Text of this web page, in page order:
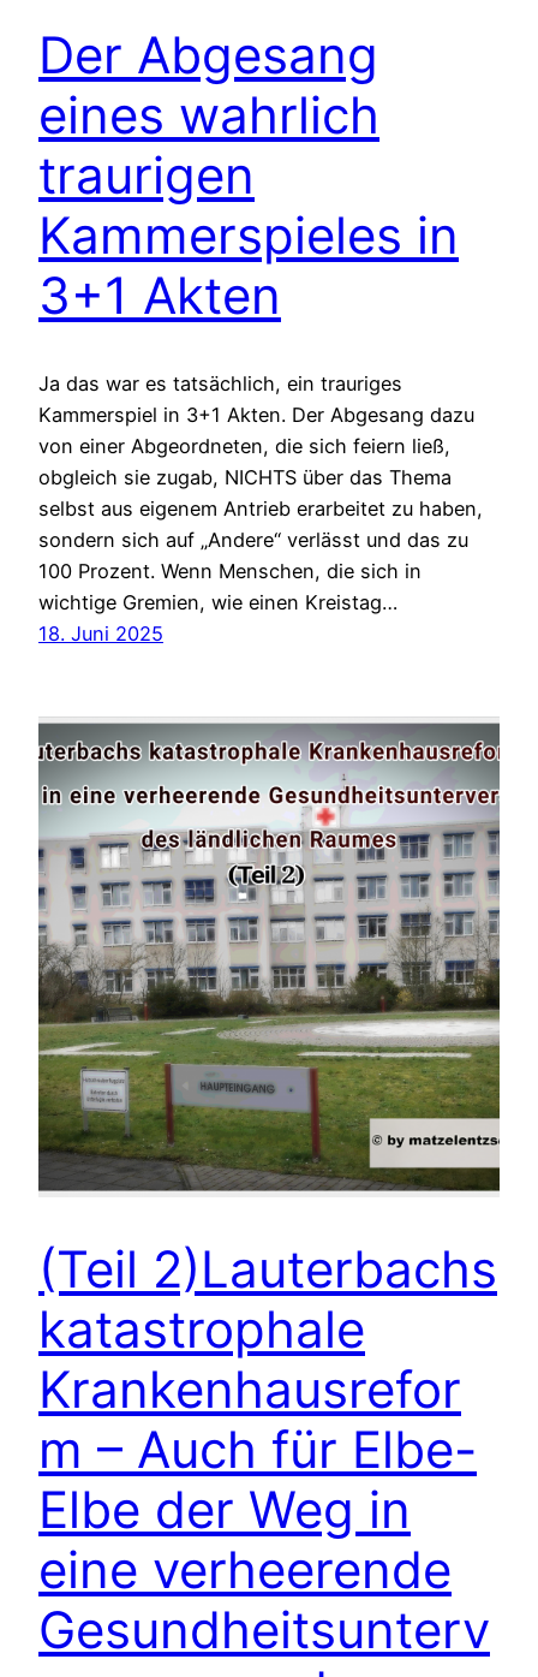
Der Abgesang
eines wahrlich
traurigen
Kammerspieles in
3+1 Akten
Ja das war es tatsächlich, ein trauriges
Kammerspiel in 3+1 Akten. Der Abgesang dazu
von einer Abgeordneten, die sich feiern ließ,
obgleich sie zugab, NICHTS über das Thema
selbst aus eigenem Antrieb erarbeitet zu haben,
sondern sich auf „Andere“ verlässt und das zu
100 Prozent. Wenn Menschen, die sich in
wichtige Gremien, wie einen Kreistag…
18. Juni 2025
(Teil 2)Lauterbachs
katastrophale
Krankenhausrefor
m – Auch für Elbe-
Elbe der Weg in
eine verheerende
Gesundheitsunterv